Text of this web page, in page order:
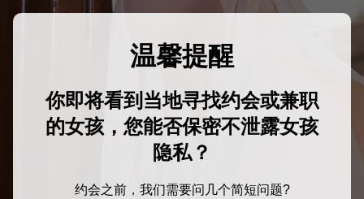
温馨提醒
你即将看到当地寻找约会或兼职
的女孩，您能否保密不泄露女孩
隐私？
约会之前，我们需要问几个简短问题?